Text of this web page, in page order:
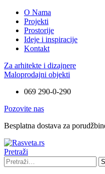
O Nama
Projekti
Prostorije
Ideje i inspiracije
Kontakt
Za arhitekte i dizajnere
Maloprodajni objekti
069 290-0-290
Pozovite nas
Besplatna dostava za
Pretraži